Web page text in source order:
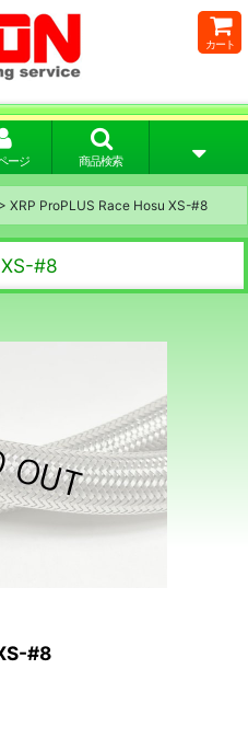
カート
ージ 商品検索
> XRP ProPLUS Race Hosu XS-#8
#8
#8